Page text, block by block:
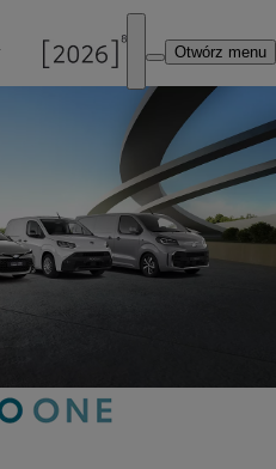
Otwórz menu